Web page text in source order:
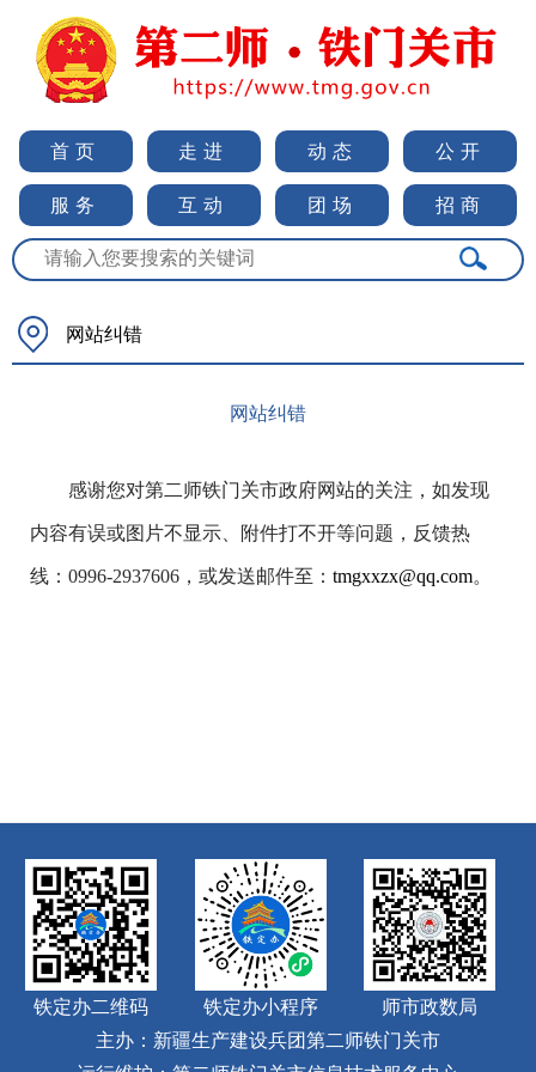
首页 走进 动态 公开
服务 互动 团场 招商
网站纠错
网站纠错
感谢您对第二师铁门关市政府网站的关注，如发现
内容有误或图片不显示、附件打不开等问题，反馈热
线：0996-2937606，或发送邮件至： tmgxxzx@qq.com。
铁定办二维码 铁定办小程序
师市政数局
主办：新疆生产建设兵团第二师铁门关市